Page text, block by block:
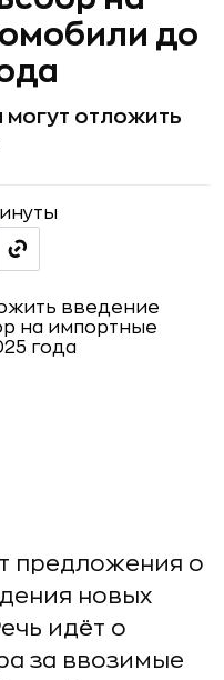
до
отложить
предложения о
новых
идёт о
за ввозимые